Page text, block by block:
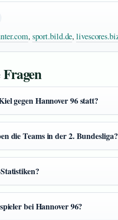
, sport.bild.de,
gegen Hannover 96 statt?
die Teams in der 2. Bundesliga?
bei Hannover 96?